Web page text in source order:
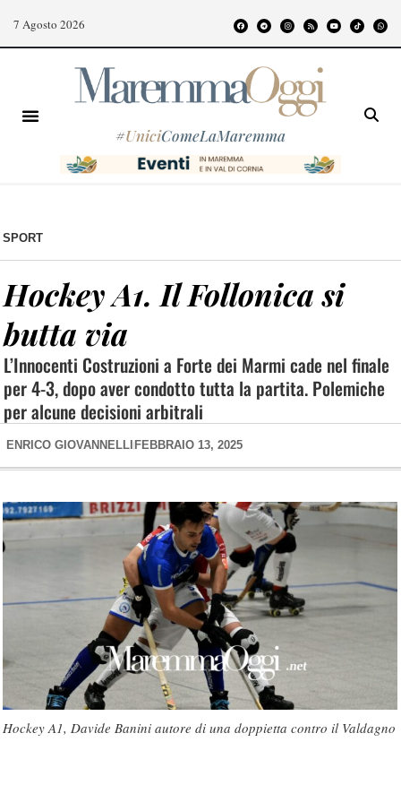
7 Agosto 2026
#UniciComeLaMaremma
SPORT
Hockey A1. Il Follonica si
butta via
L’Innocenti Costruzioni a Forte dei Marmi cade nel finale
per 4-3, dopo aver condotto tutta la partita. Polemiche
per alcune decisioni arbitrali
ENRICO GIOVANNELLI FEBBRAIO 13, 2025
Hockey A1, Davide Banini autore di una doppietta contro il Valdagno